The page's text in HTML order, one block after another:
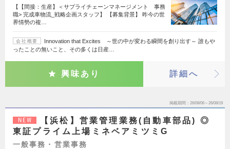
【【間接：生産】＜サプライチェーンマネージメント 事務
職> 完成車物流_戦略企画スタッフ】 【募集背景】 昨今の世
界情勢の複…
会社概要
Innovation that Excites ～世の中が変わる瞬間を創り出す～ 誰もや
ったことの無いこと、その多くは日産…
興味あり 詳細へ
掲載期間 26/08/06～26/08/19
NEW
【浜松】営業管理業務(自動車部品) ◎
東証プライム上場ミネベアミツミG
一般事務・営業事務